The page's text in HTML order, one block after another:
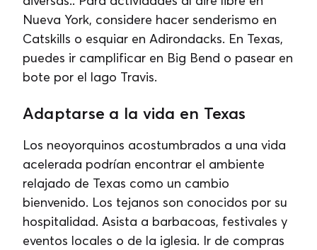
Nueva York, considere hacer senderismo en
Catskills o esquiar en Adirondacks. En Texas,
puedes ir camplificar en Big Bend o pasear en
bote por el lago Travis.
Adaptarse a la vida en Texas
Los neoyorquinos acostumbrados a una vida
acelerada podrían encontrar el ambiente
relajado de Texas como un cambio
bienvenido. Los tejanos son conocidos por su
hospitalidad. Asista a barbacoas, festivales y
eventos locales o de la iglesia. Ir de compras